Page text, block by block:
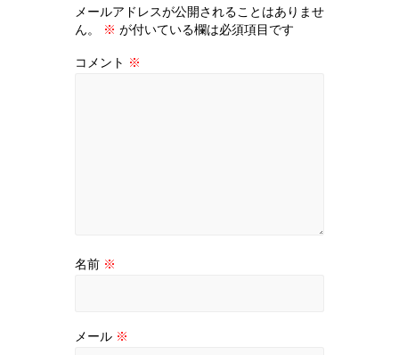
メールアドレスが公開されることはありませ
ん。
※ が付いている欄は必須項目です
コメント ※
名前 ※
メール ※